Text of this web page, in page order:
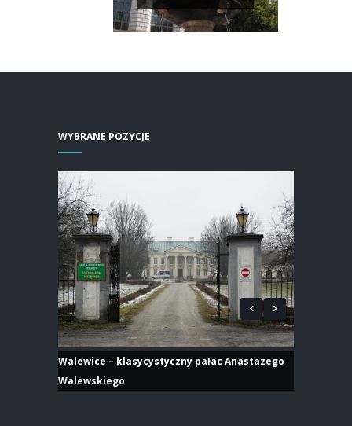
WYBRANE POZYCJE
Walewice – klasycystyczny pałac Anastazego
Walewskiego